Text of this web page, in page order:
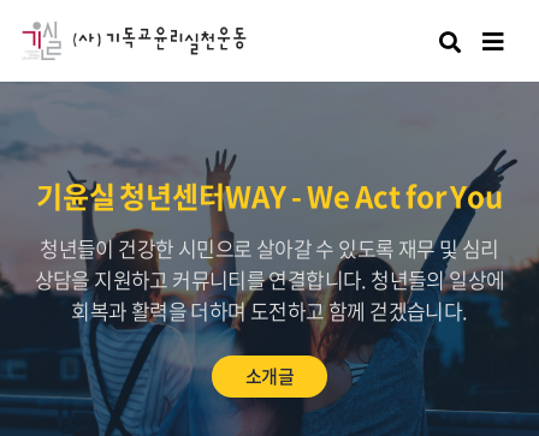
검색
기윤실 청년센터WAY - We Act for You
청년들이 건강한 시민으로 살아갈 수 있도록 재무 및 심리
상담을 지원하고 커뮤니티를 연결합니다. 청년들의 일상에
회복과 활력을 더하며 도전하고 함께 걷겠습니다.
소개글